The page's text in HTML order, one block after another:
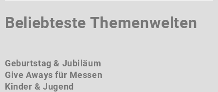
Beliebteste Themenwelten
Geburtstag & Jubiläum
Give Aways für Messen
Kinder & Jugend